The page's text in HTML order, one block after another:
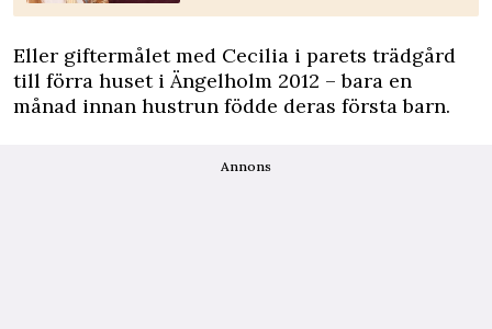
Eller giftermålet med Cecilia i parets trädgård
till förra huset i Ängelholm 2012 – bara en
månad innan hustrun födde deras första barn.
Annons